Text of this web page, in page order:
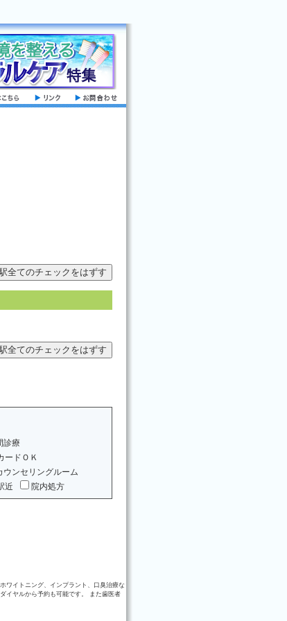
診療
ードＯＫ
ウンセリングルーム
近 院内処方
ワイトニング、インプラント、口臭治療な
イヤルから予約も可能です。 また歯医者